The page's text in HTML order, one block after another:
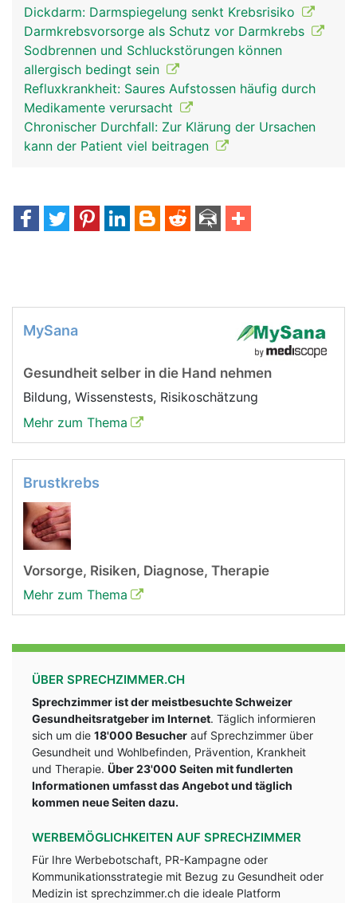
Dickdarm: Darmspiegelung senkt Krebsrisiko
Darmkrebsvorsorge als Schutz vor Darmkrebs
Sodbrennen und Schluckstörungen können
allergisch bedingt sein
Refluxkrankheit: Saures Aufstossen häufig durch
Medikamente verursacht
Chronischer Durchfall: Zur Klärung der Ursachen
kann der Patient viel beitragen
MySana
Gesundheit selber in die Hand nehmen
Bildung, Wissenstests, Risikoschätzung
Mehr zum Thema
Brustkrebs
Vorsorge, Risiken, Diagnose, Therapie
Mehr zum Thema
ÜBER SPRECHZIMMER.CH
Sprechzimmer ist der meistbesuchte Schweizer
Gesundheitsratgeber im Internet. Täglich informieren
sich um die 18'000 Besucher auf Sprechzimmer über
Gesundheit und Wohlbefinden, Prävention, Krankheit
und Therapie. Über 23'000 Seiten mit fundlerten
Informationen umfasst das Angebot und täglich
kommen neue Seiten dazu.
WERBEMÖGLICHKEITEN AUF SPRECHZIMMER
Für Ihre Werbebotschaft, PR-Kampagne oder
Kommunikationsstrategie mit Bezug zu Gesundheit oder
Medizin ist sprechzimmer.ch die ideale Platform